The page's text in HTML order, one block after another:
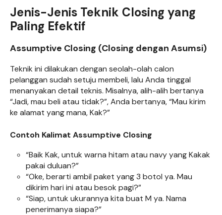
Jenis-Jenis Teknik Closing yang
Paling Efektif
Assumptive Closing (Closing dengan Asumsi)
Teknik ini dilakukan dengan seolah-olah calon
pelanggan sudah setuju membeli, lalu Anda tinggal
menanyakan detail teknis. Misalnya, alih-alih bertanya
“Jadi, mau beli atau tidak?”, Anda bertanya, “Mau kirim
ke alamat yang mana, Kak?”
Contoh Kalimat Assumptive Closing
“Baik Kak, untuk warna hitam atau navy yang Kakak
pakai duluan?”
“Oke, berarti ambil paket yang 3 botol ya. Mau
dikirim hari ini atau besok pagi?”
“Siap, untuk ukurannya kita buat M ya. Nama
penerimanya siapa?”